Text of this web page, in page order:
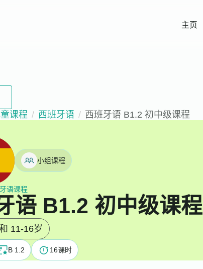
主页
课程 西班牙语 西班牙语 B1.2 初中级课程
小组课程
语课程
语 B1.2 初中级课程
11-16岁
B 1.2 16课时